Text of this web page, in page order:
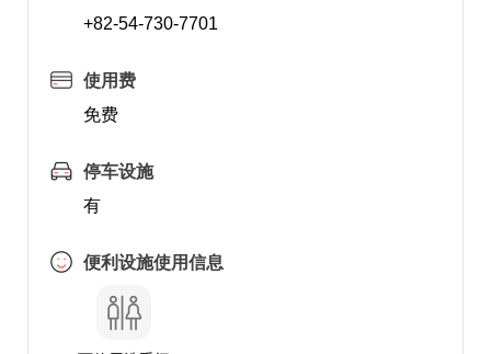
+82-54-730-7701
使用费
免费
停车设施
有
便利设施使用信息